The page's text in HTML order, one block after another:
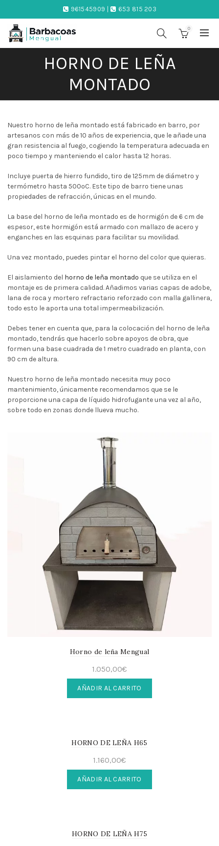
961545909 | 653 815 203
0
HORNO DE LEÑA
MONTADO
Nuestro horno de leña montado está fabricado en barro, por
artesanos con más de 10 años de experiencia, que le añade una
gran resistencia al fuego, cogiendo la temperatura adecuada en
poco tiempo y manteniendo el calor hasta 12 horas.
Incluye puerta de hierro fundido, tiro de 125mm de diámetro y
termómetro hasta 500ºC. Este tipo de barro tiene unas
propiedades de refracción, únicas en el mundo.
La base del horno de leña montado es de hormigón de 6 cm de
espesor, este hormigón está armado con mallazo de acero y
enganches en las esquinas para facilitar su movilidad.
Una vez montado, puedes pintar el horno del color que quieras.
El aislamiento del horno de leña montado que se utiliza en el
montaje es de primera calidad. Añadimos varias capas de adobe,
lana de roca y mortero refractario reforzado con malla gallinera,
todo esto le aporta una total impermeabilización.
Debes tener en cuenta que, para la colocación del horno de leña
montado, tendrás que hacerlo sobre apoyos de obra, que
formen una base cuadrada de 1 metro cuadrado en planta, con
90 cm de altura.
Nuestro horno de leña montado necesita muy poco
mantenimiento, únicamente recomendamos que se le
proporcione una capa de líquido hidrofugante una vez al año,
sobre todo en zonas donde llueva mucho.
Horno de leña Mengual
1.050,00€
AÑADIR AL CARRITO
HORNO DE LEÑA H65
1.160,00€
AÑADIR AL CARRITO
HORNO DE LEÑA H75